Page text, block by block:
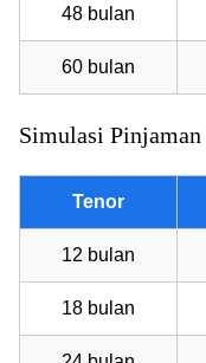
48 bulan
60 bulan
Simulasi Pinjaman
Tenor
12 bulan
18 bulan